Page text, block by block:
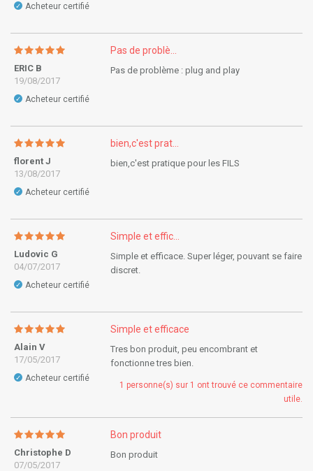
✓ Acheteur certifié
ERIC B
19/08/2017
✓ Acheteur certifié
Pas de problè...
Pas de problème : plug and play
florent J
13/08/2017
✓ Acheteur certifié
bien,c'est prat...
bien,c'est pratique pour les FILS
Ludovic G
04/07/2017
✓ Acheteur certifié
Simple et effic...
Simple et efficace. Super léger, pouvant se faire
discret.
Alain V
17/05/2017
✓ Acheteur certifié
Simple et efficace
Tres bon produit, peu encombrant et
fonctionne tres bien.
1 personne(s) sur 1 ont trouvé ce commentaire
utile.
Christophe D
07/05/2017
Bon produit
Bon produit